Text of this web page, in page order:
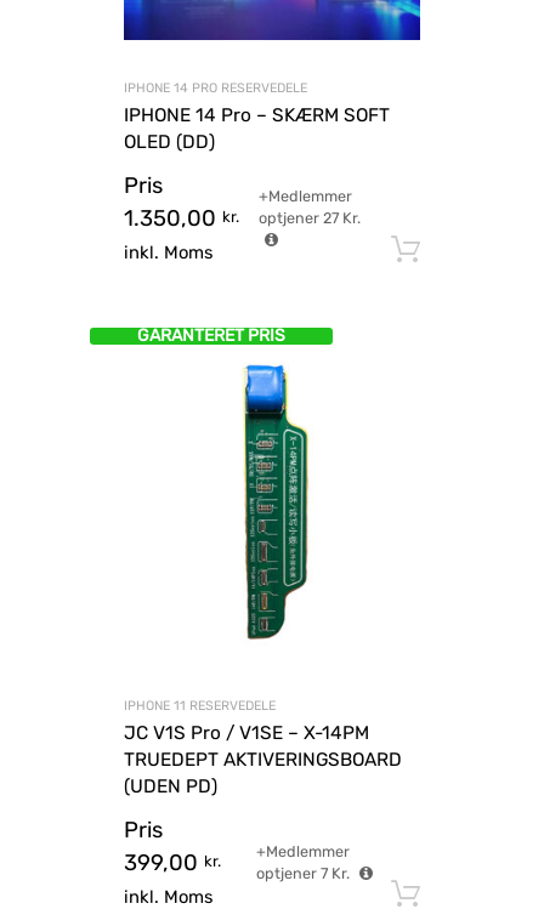
IPHONE 14 PRO RESERVEDELE
IPHONE 14 Pro – SKÆRM SOFT
OLED (DD)
Pris
1.350,00 kr.
inkl. Moms
+Medlemmer
optjener 27Kr.
GARANTERET PRIS
IPHONE 11 RESERVEDELE
JC V1S Pro / V1SE – X-14PM
TRUEDEPT AKTIVERINGSBOARD
(UDEN PD)
Pris
399,00 kr.
inkl. Moms
+Medlemmer
optjener 7Kr.